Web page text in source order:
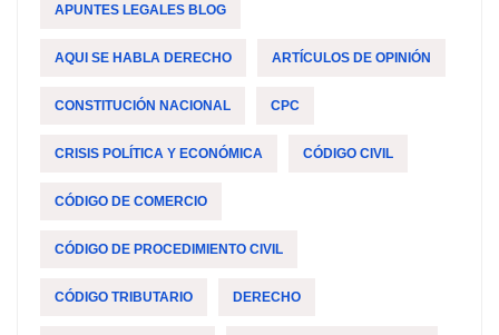
APUNTES LEGALES BLOG
AQUI SE HABLA DERECHO ARTÍCULOS DE OPINIÓN
CONSTITUCIÓN NACIONAL CPC
CRISIS POLÍTICA Y ECONÓMICA CÓDIGO CIVIL
CÓDIGO DE COMERCIO
CÓDIGO DE PROCEDIMIENTO CIVIL
CÓDIGO TRIBUTARIO DERECHO